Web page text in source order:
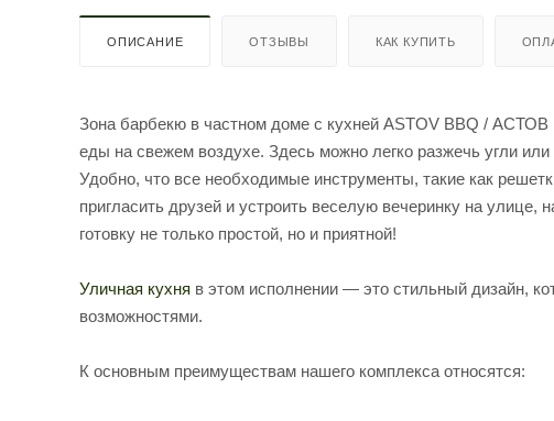
ОПИСАНИЕ ОТЗЫВЫ КАК КУПИТЬ
Зона барбекю в частном доме с кухней ASTOV BBQ /
еды на свежем воздухе. Здесь можно легко разжечь угли
Удобно, что все необходимые инструменты, такие как
пригласить друзей и устроить веселую вечеринку на
готовку не только простой, но и приятной!
Уличная кухня в этом исполнении — это стильный дизайн,
возможностями.
К основным преимуществам нашего комплекса относятся: